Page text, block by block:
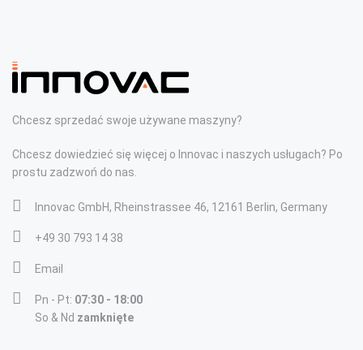
Chcesz sprzedać swoje używane maszyny?
Chcesz dowiedzieć się więcej o Innovac i naszych usługach? Po
prostu zadzwoń do nas.
Innovac GmbH, Rheinstrassee 46, 12161 Berlin, Germany
+49 30 793 14 38
Email
Pn - Pt: 07:30 - 18:00
So & Nd zamknięte